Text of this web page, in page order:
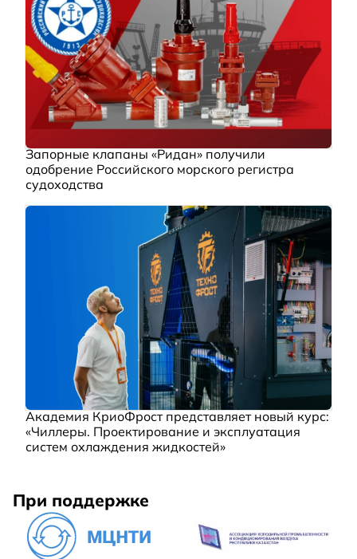
Запорные клапаны «Ридан» получили
одобрение Российского морского регистра
судоходства
Академия КриоФрост представляет новый курс:
«Чиллеры. Проектирование и эксплуатация
систем охлаждения жидкостей»
При поддержке